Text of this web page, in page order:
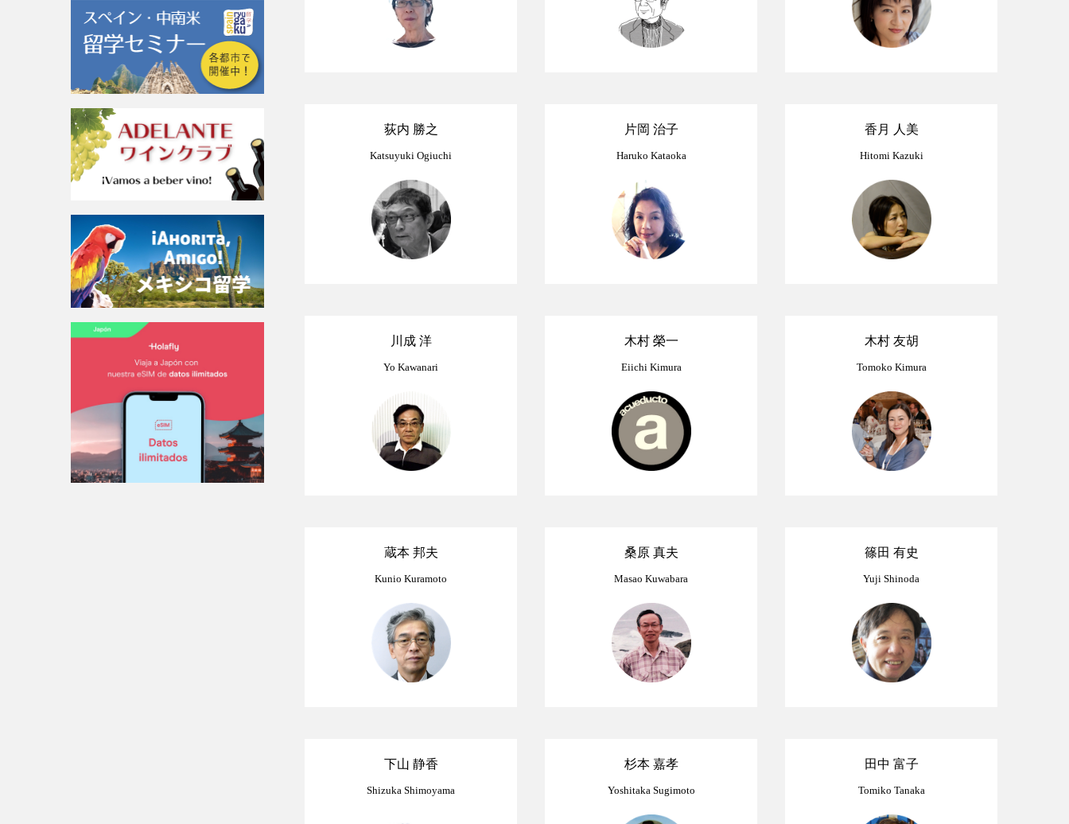
荻内 勝之
Katsuyuki Ogiuchi
片岡 治子
Haruko Kataoka
香月 人美
Hitomi Kazuki
川成 洋
Yo Kawanari
木村 榮一
Eiichi Kimura
木村 友胡
Tomoko Kimura
蔵本 邦夫
Kunio Kuramoto
桑原 真夫
Masao Kuwabara
篠田 有史
Yuji Shinoda
下山 静香
Shizuka Shimoyama
杉本 嘉孝
Yoshitaka Sugimoto
田中 富子
Tomiko Tanaka